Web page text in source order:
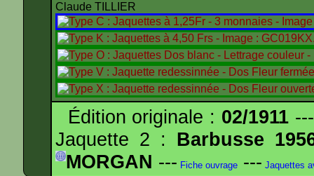
Claude TILLIER
Édition originale : 02/1911
Jaquette 2 : Barbusse
MORGAN --- Fiche ouvrage --- Jaquettes